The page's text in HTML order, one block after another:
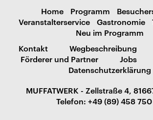
Home Programm
Veranstalterservice
Gastronomie
Neu im Programm
Kontakt
Wegbeschreibung
Förderer und Partner
Jobs
Datenschutzerklärung
MUFFATWERK - Zellstraße 4,
Telefon: +49 (89) 458